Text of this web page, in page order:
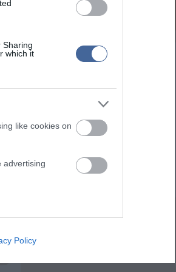
Sharing
which it
like cookies on
advertising
Policy
Mit szólsz? Ide minden baromságot...